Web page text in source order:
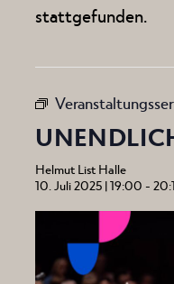
stattgefunden.
Helmut List Halle
10. Juli 2025 | 19:00 -